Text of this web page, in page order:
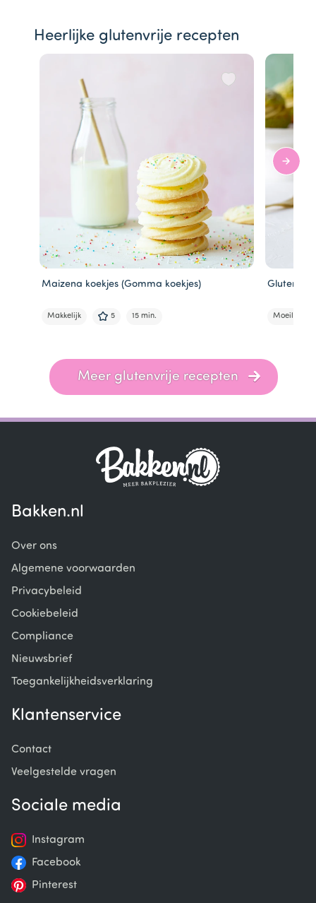
Heerlijke glutenvrije recepten
Maizena koekjes (Gomma koekjes)
Makkelijk 5 15 min. Moeilijker
Meer glutenvrije recepten
Bakken.nl
Over ons
Algemene voorwaarden
Privacybeleid
Cookiebeleid
Compliance
Nieuwsbrief
Toegankelijkheidsverklaring
Klantenservice
Contact
Veelgestelde vragen
Sociale media
Instagram
Facebook
Pinterest